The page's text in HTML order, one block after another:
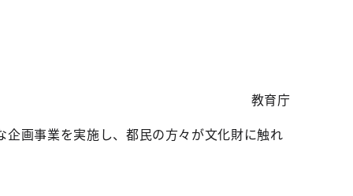
教育庁
画事業を実施し、都民の方々が文化財に触れ